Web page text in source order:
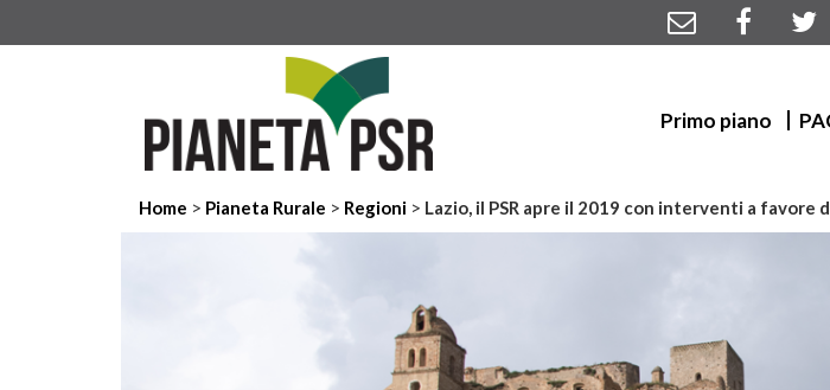
Primo piano
Home > Pianeta Rurale > Regioni > Lazio, il PSR apre il 2019 con interventi a favore